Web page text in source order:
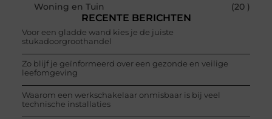
Woning en Tuin
(20 )
RECENTE BERICHTEN
Voor een gladde wand kies je de juiste
stukadoorgroothandel
Zo blijf je geïnformeerd over een gezonde en veilige
leefomgeving
Waarom een werkschakelaar onmisbaar is bij veel
technische installaties